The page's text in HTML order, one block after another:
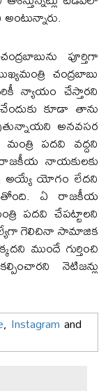
అంటున్నారు.
పూర్తిగా
చంద్రబాబు
న్యాయం చేస్తారని
కూడా తాను
అనవసర
మంత్రి పదవి వద్దని
నాయకులకు
అయ్యే యోగం లేదని
ఏ రాజకీయ
పదవి చేపట్టాలని
గెలిచినా సామాజిక
ముందే గుర్తించి
నెటిజన్లు
, Instagram and